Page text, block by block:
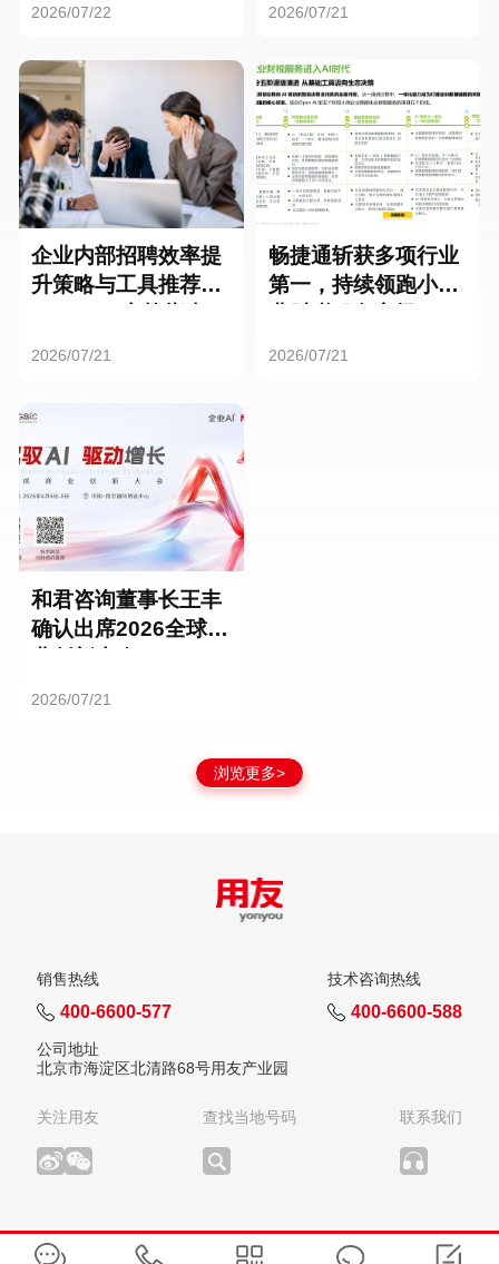
2026/07/22 2026/07/21
企业内部招聘效率提
升策略与工具推荐：
2026/07/21
畅捷通斩获多项行业
第一，持续领跑小微
2026/07/21
和君咨询董事长王丰
确认出席2026全球商
2026/07/21
浏览更多>
销售热线
400-6600-577
技术咨询热线
400-6600-588
公司地址
北京市海淀区北清路68号用友产业园
关注用友 查找当地号码 联系我们
版权所有：用友网络科技股份有限公司